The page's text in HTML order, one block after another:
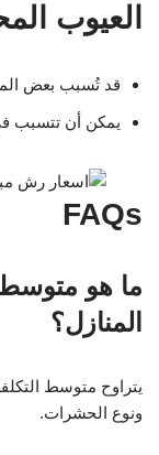
العيوب
قد تُسبب بعض
يمكن أن تتسبب
FAQs
ما هو
المنازل؟
ونوع الحشرات.